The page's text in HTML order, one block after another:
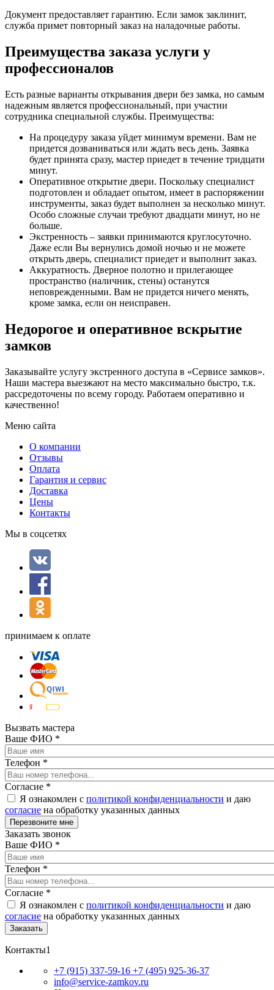
Документ предоставляет гарантию. Если замок заклинит,
служба примет повторный заказ на наладочные работы.
Преимущества заказа услуги у
профессионалов
Есть разные варианты открывания двери без замка, но самым
надежным является профессиональный, при участии
сотрудника специальной службы. Преимущества:
На процедуру заказа уйдет минимум времени. Вам не
придется дозваниваться или ждать весь день. Заявка
будет принята сразу, мастер приедет в течение тридцати
минут.
Оперативное открытие двери. Поскольку специалист
подготовлен и обладает опытом, имеет в распоряжении
инструменты, заказ будет выполнен за несколько минут.
Особо сложные случаи требуют двадцати минут, но не
больше.
Экстренность – заявки принимаются круглосуточно.
Даже если Вы вернулись домой ночью и не можете
открыть дверь, специалист приедет и выполнит заказ.
Аккуратность. Дверное полотно и прилегающее
пространство (наличник, стены) останутся
неповрежденными. Вам не придется ничего менять,
кроме замка, если он неисправен.
Недорогое и оперативное вскрытие
замков
Заказывайте услугу экстренного доступа в «Сервисе замков».
Наши мастера выезжают на место максимально быстро, т.к.
рассредоточены по всему городу. Работаем оперативно и
качественно!
Меню сайта
О компании
Отзывы
Оплата
Гарантия и сервис
Доставка
Цены
Контакты
Мы в соцсетях
принимаем к оплате
Вызвать мастера
Ваше ФИО *
Телефон *
Согласие *
Я ознакомлен с политикой конфиденциальности и даю
согласие на обработку указанных данных
Заказать звонок
Ваше ФИО *
Телефон *
Согласие *
Я ознакомлен с политикой конфиденциальности и даю
согласие на обработку указанных данных
Контакты1
+7 (915) 337-59-16 +7 (495) 925-36-37
info@service-zamkov.ru